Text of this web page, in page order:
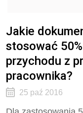
Jakie
stosować
przychodu z
pracownika?
25 paź 2016